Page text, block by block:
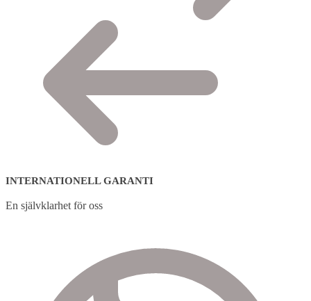
INTERNATIONELL GARANTI
En självklarhet för oss